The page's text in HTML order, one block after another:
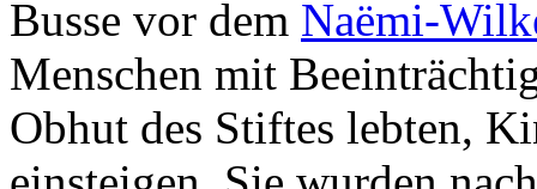
Busse vor dem Naëmi-
Menschen mit
Obhut des Stiftes lebten,